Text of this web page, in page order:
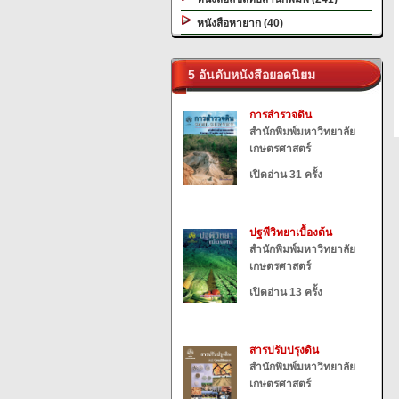
หนังสือหายาก (40)
5 อันดับหนังสือยอดนิยม
การสำรวจดิน
สำนักพิมพ์มหาวิทยาลัย
เกษตรศาสตร์
เปิดอ่าน 31 ครั้ง
ปฐพีวิทยาเบื้องต้น
สำนักพิมพ์มหาวิทยาลัย
เกษตรศาสตร์
เปิดอ่าน 13 ครั้ง
สารปรับปรุงดิน
สำนักพิมพ์มหาวิทยาลัย
เกษตรศาสตร์